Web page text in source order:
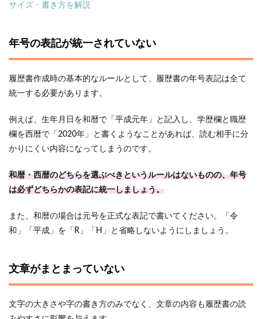
サイズ・書き方を解説
年号の表記が統一されていない
履歴書作成時の基本的なルールとして、履歴書の年号表記は全て
統一する必要があります。
例えば、生年月日を和暦で「平成元年」と記入し、学歴欄と職歴
欄を西暦で「2020年」と書くようなことがあれば、読む相手に分
かりにくい内容になってしまうのです。
和暦・西暦のどちらを選ぶべきというルールはないものの、年号
は必ずどちらかの表記に統一しましょう。
また、和暦の場合は元号を正式な表記で書いてください。「令
和」「平成」を「R」「H」と省略しないようにしましょう。
文章がまとまっていない
文字の大きさや字の書き方のみでなく、文章の内容も履歴書の読